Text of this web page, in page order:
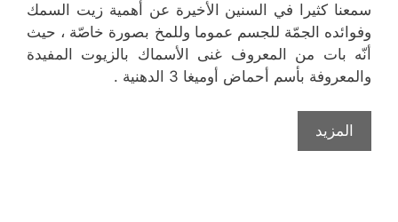
سمعنا كثيرا في السنين الأخيرة عن أهمية زيت السمك
وفوائده الجمّة للجسم عموما وللمخ بصورة خاصّة ، حيث
أنّه بات من المعروف غنى الأسماك بالزيوت المفيدة
والمعروفة بأسم أحماض أوميغا 3 الدهنية .
المزيد